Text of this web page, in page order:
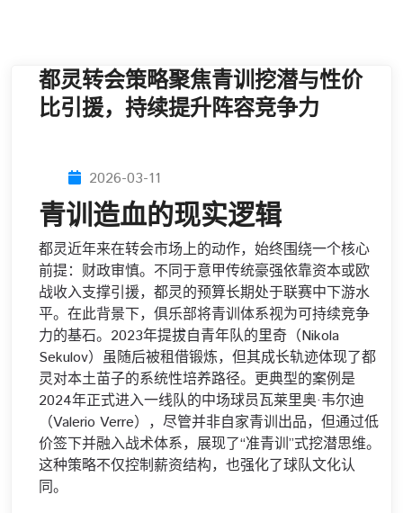
都灵转会策略聚焦青训挖潜与性价
比引援，持续提升阵容竞争力
2026-03-11
青训造血的现实逻辑
都灵近年来在转会市场上的动作，始终围绕一个核心
前提：财政审慎。不同于意甲传统豪强依靠资本或欧
战收入支撑引援，都灵的预算长期处于联赛中下游水
平。在此背景下，俱乐部将青训体系视为可持续竞争
力的基石。2023年提拔自青年队的里奇（Nikola
Sekulov）虽随后被租借锻炼，但其成长轨迹体现了都
灵对本土苗子的系统性培养路径。更典型的案例是
2024年正式进入一线队的中场球员瓦莱里奥·韦尔迪
（Valerio Verre），尽管并非自家青训出品，但通过低
价签下并融入战术体系，展现了“准青训”式挖潜思维。
这种策略不仅控制薪资结构，也强化了球队文化认
同。